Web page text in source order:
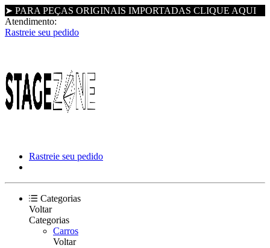
➤ PARA PEÇAS ORIGINAIS IMPORTADAS CLIQUE AQUI
Atendimento:
Rastreie seu pedido
Rastreie seu pedido
Categorias
Voltar
Categorias
Carros
Voltar